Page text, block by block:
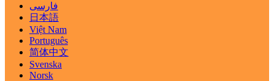
فارسی
日本語
Việt Nam
Português
简体中文
Svenska
Norsk